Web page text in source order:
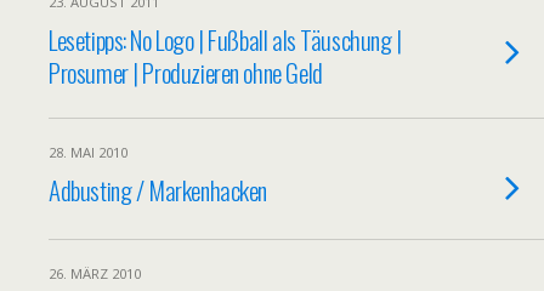
Lesetipps: No Logo | Fußball als Täuschung |
Prosumer | Produzieren ohne Geld
28. MAI 2010
Adbusting / Markenhacken
26. MÄRZ 2010